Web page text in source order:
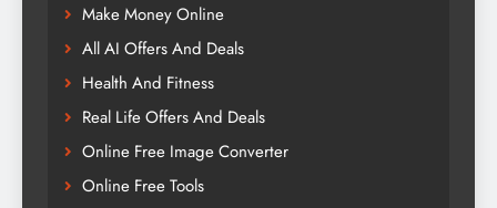
Make Money Online
All AI Offers And Deals
Health And Fitness
Real Life Offers And Deals
Online Free Image Converter
Online Free Tools